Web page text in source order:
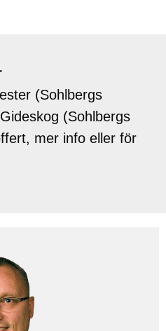
(Sohlbergs
(Sohlbergs
mer info eller för